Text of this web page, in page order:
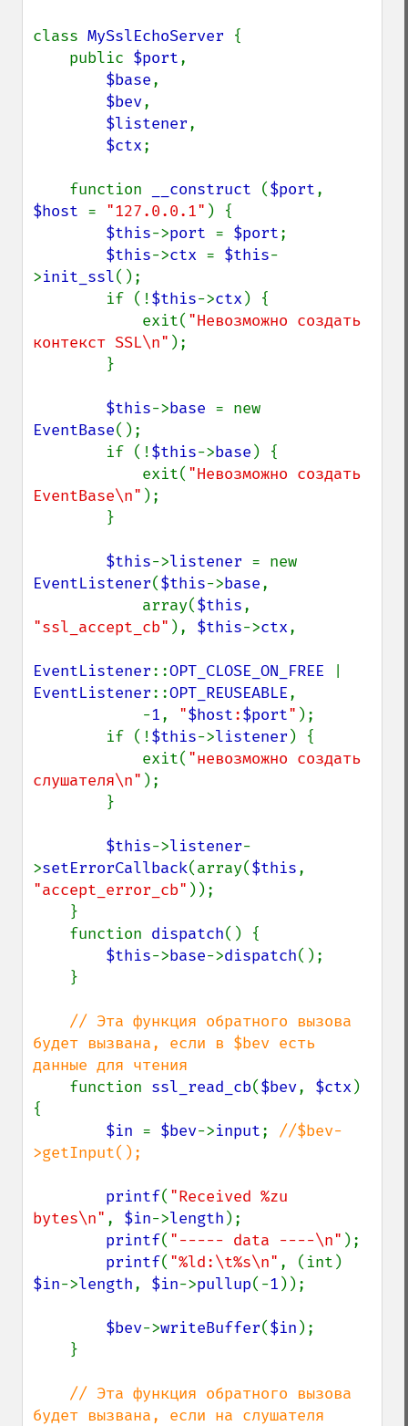
class MySslEchoServer {
    public
$port,
$base,
$bev,
$listener,
$ctx;
    function
__construct ($port
$host = "127.0.0.1" ) {
$this->port = $port;
$this->ctx = $this-
>init_ssl();
        if (!
$this->ctx ) {
            exit(
"Невозможно создать
контекст SSL\n" );
$this->base
EventBase();
        if (!
$this->base ) {
            exit(
"Невозможно создать
EventBase\n" );
$this->listener
EventListener($this->base,
            array(
$this
"ssl_accept_cb" ), $this->ctx,
EventListener::OPT_CLOSE_ON_FREE
EventListener::OPT_REUSEABLE,
            -
1, "$host:$port" );
        if (!
$this->listener ) {
            exit(
"невозможно создать
слушателя\n" );
$this->listener-
>setErrorCallback(array($this
"accept_error_cb" ));
    function
dispatch() {
$this->base->dispatch();
// Эта функция обратного вызова
будет вызвана, если в $bev есть
данные для чтения
function ssl_read_cb($bev, $ctx )
{
$in = $bev->input; //$bev-
>getInput();
printf( "Received %zu
bytes\n" , $in->length );
printf( "----- data ----\n" );
printf( "%ld:\t%s\n"
$in->length, $in->pullup(-1 ));
$bev->writeBuffer($in );
// Эта функция обратного вызова
будет вызвана, если на слушателя